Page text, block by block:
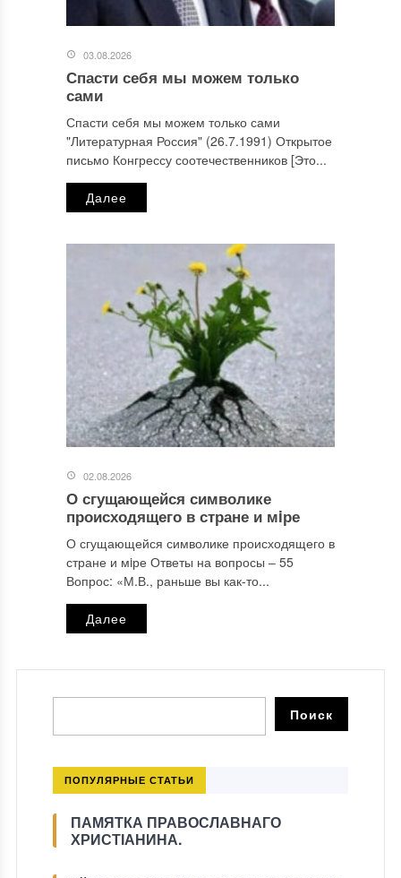
03.08.2026
Спасти себя мы можем только
сами
Спасти себя мы можем только сами
"Литературная Россия" (26.7.1991) Открытое
письмо Конгрессу соотечественников [Это...
Далее
02.08.2026
О сгущающейся символике
происходящего в стране и мiре
О сгущающейся символике происходящего в
стране и мiре Ответы на вопросы ‒ 55
Вопрос: «М.В., раньше вы как-то...
Далее
ПОПУЛЯРНЫЕ СТАТЬИ
ПАМЯТКА ПРАВОСЛАВНАГО
ХРИСТІАНИНА.